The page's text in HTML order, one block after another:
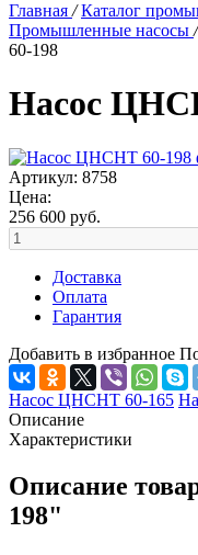
Главная / Каталог
Промышленные насосы /
60-198
Насос
Артикул: 8758
Цена:
256 600 руб.
Доставка
Оплата
Гарантия
Добавить в избранное
Насос ЦНСНТ 60-165
Описание
Характеристики
Описание
198"